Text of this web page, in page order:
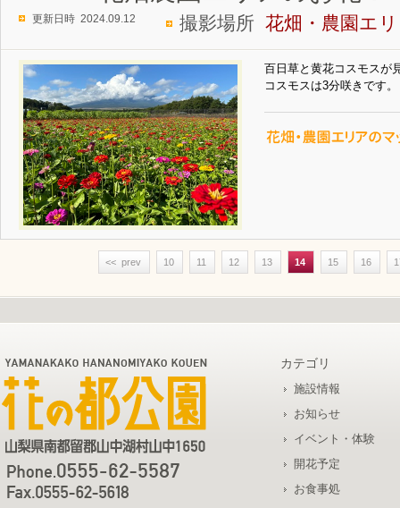
更新日時 2024.09.12 撮影場所 花畑・農園エ
百日草と黄花コスモスが
コスモスは3分咲きです。
<< prev 10 11 12 13 14 15 16
カテゴリ
施設情報
お知らせ
イベント・体験
開花予定
お食事処